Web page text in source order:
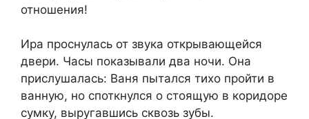
отношения!
Ира проснулась от звука открывающейся
двери. Часы показывали два ночи. Она
прислушалась: Ваня пытался тихо пройти в
ванную, но споткнулся о стоящую в коридоре
сумку, выругавшись сквозь зубы.